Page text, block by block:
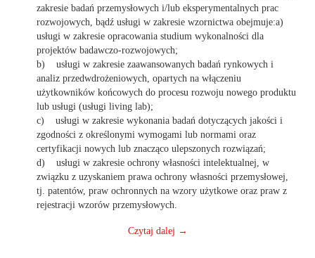
zakresie badań przemysłowych i/lub eksperymentalnych prac
rozwojowych, bądź usługi w zakresie wzornictwa obejmuje:a)
usługi w zakresie opracowania studium wykonalności dla
projektów badawczo-rozwojowych;
b) usługi w zakresie zaawansowanych badań rynkowych i
analiz przedwdrożeniowych, opartych na włączeniu
użytkowników końcowych do procesu rozwoju nowego produktu
lub usługi (usługi living lab);
c) usługi w zakresie wykonania badań dotyczących jakości i
zgodności z określonymi wymogami lub normami oraz
certyfikacji nowych lub znacząco ulepszonych rozwiązań;
d) usługi w zakresie ochrony własności intelektualnej, w
związku z uzyskaniem prawa ochrony własności przemysłowej,
tj. patentów, praw ochronnych na wzory użytkowe oraz praw z
rejestracji wzorów przemysłowych.
Czytaj dalej →